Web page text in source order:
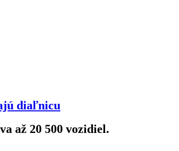
diaľnicu
až 20 500 vozidiel.